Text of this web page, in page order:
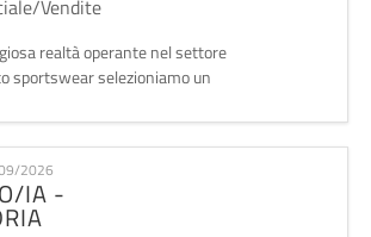
Vendite
realtà operante nel settore
sportswear selezioniamo un
per l'outlet di BRUGNATO (LA
inserita si occupa di fornire
gestisce l'allestimento degli
store, l'attività di cassa e di
merce. Requisiti: - gradi
2026
IA -